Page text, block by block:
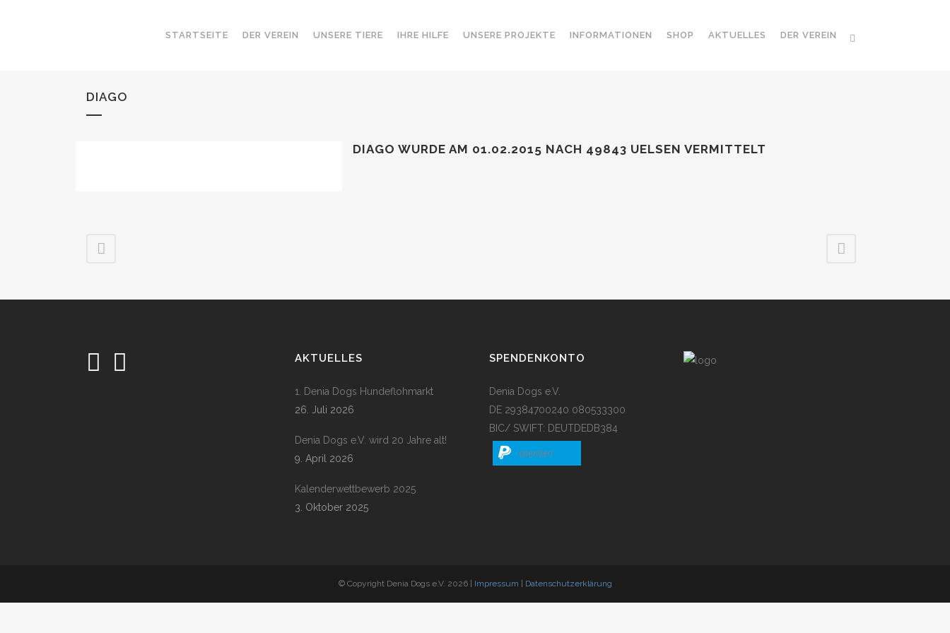
STARTSEITE DER VEREIN UNSERE TIERE IHRE HILFE UNSERE PROJEKTE INFORMATIONEN SHOP AKTUELLES DER VEREIN
DIAGO
DIAGO WURDE AM 01.02.2015 NACH 49843 UELSEN VERMITTELT
AKTUELLES
1. Denia Dogs Hundeflohmarkt
26. Juli 2026
Denia Dogs e.V. wird 20 Jahre alt!
9. April 2026
Kalenderwettbewerb 2025
3. Oktober 2025
SPENDENKONTO
Denia Dogs e.V.
DE 29384700240 080533300
BIC/ SWIFT: DEUTDEDB384
spenden
© Copyright Denia Dogs e.V. 2026 | Impressum Datenschutzerklärung